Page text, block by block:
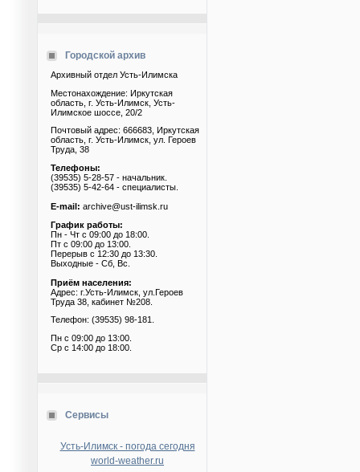
Городской архив
Архивный отдел Усть-Илимска
Местонахождение: Иркутская
область, г. Усть-Илимск, Усть-
Илимское шоссе, 20/2
Почтовый адрес: 666683, Иркутская
область, г. Усть-Илимск, ул. Героев
Труда, 38
Телефоны:
(39535) 5-28-57 - начальник.
(39535) 5-42-64 - специалисты.
E-mail: archive@ust-ilimsk.ru
График работы:
Пн - Чт с 09:00 до 18:00.
Пт с 09:00 до 13:00.
Перерыв с 12:30 до 13:30.
Выходные - Сб, Вс.
Приём населения:
Адрес: г.Усть-Илимск, ул.Героев
Труда 38, кабинет №208.
Телефон: (39535) 98-181.
Пн с 09:00 до 13:00.
Ср с 14:00 до 18:00.
Сервисы
Усть-Илимск - погода сегодня
world-weather.ru